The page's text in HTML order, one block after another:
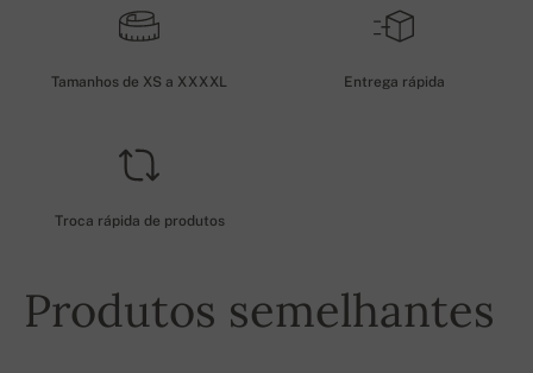
Tamanhos de XS a XXXXL Entrega rápida
Troca rápida de produtos
Produtos semelhantes